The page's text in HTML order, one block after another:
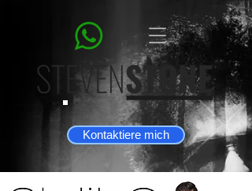
Kontaktiere mich